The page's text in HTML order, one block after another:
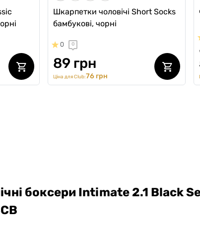
Шкарпетки чоловічі Short Socks
бамбукові, чорні
0 0
89 грн
Ціна для Club:76 грн
боксери Intimate 2.1 Black